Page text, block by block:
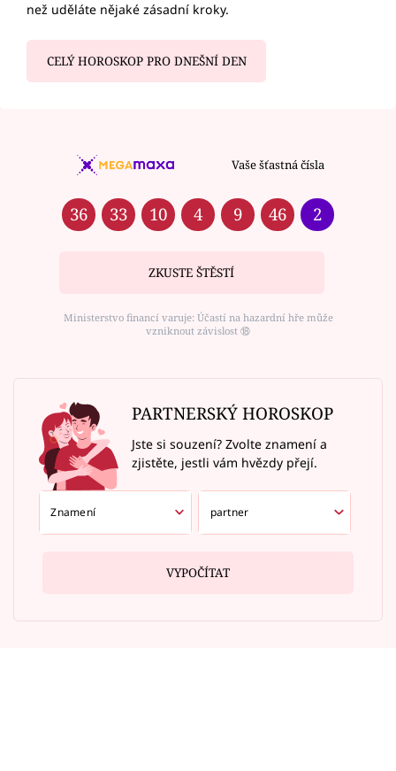
než uděláte nějaké zásadní kroky.
CELÝ HOROSKOP PRO DNEŠNÍ DEN
Vaše šťastná čísla
36 33 10 4 9 46 2
ZKUSTE ŠTĚSTÍ
Ministerstvo financí varuje: Účastí na hazardní hře může
vzniknout závislost ⑱
PARTNERSKÝ HOROSKOP
Jste si souzení? Zvolte znamení a
zjistěte, jestli vám hvězdy přejí.
VYPOČÍTAT